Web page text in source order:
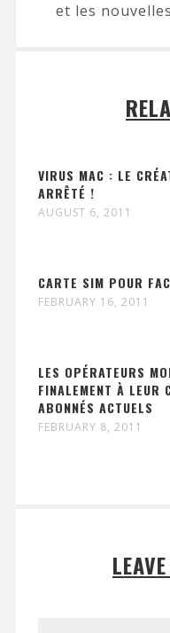
et les
VIRUS MAC : LE
ARRÊTÉ !
AUGUST 6, 2011
CARTE SIM POUR
FEBRUARY 16, 2011
LES OPÉRATEURS
FINALEMENT À LEUR
ABONNÉS ACTUELS
FEBRUARY 8, 2011